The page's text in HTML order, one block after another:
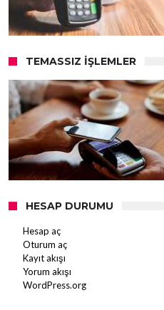
TEMASSIZ İŞLEMLER
HESAP DURUMU
Hesap aç
Oturum aç
Kayıt akışı
Yorum akışı
WordPress.org